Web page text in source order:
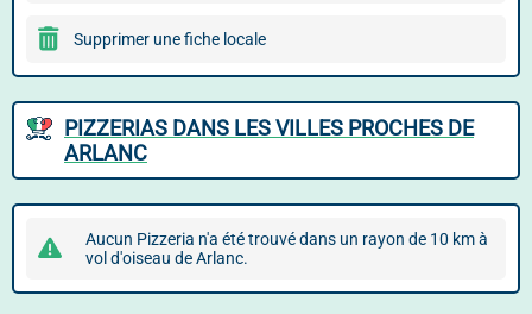
Supprimer une fiche locale
PIZZERIAS DANS LES VILLES PROCHES DE
ARLANC
Aucun Pizzeria n'a été trouvé dans un rayon de 10 km à
vol d'oiseau de Arlanc.